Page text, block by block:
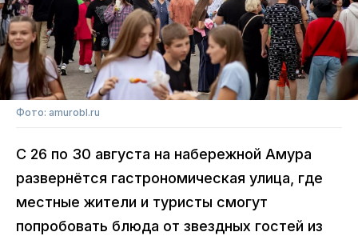
Фото: amurobl.ru
С 26 по 30 августа на набережной Амура
развернётся гастрономическая улица, где
местные жители и туристы смогут
попробовать блюда от звездных гостей из